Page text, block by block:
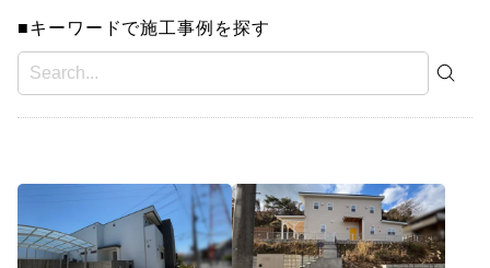
■キーワードで施工事例を探す